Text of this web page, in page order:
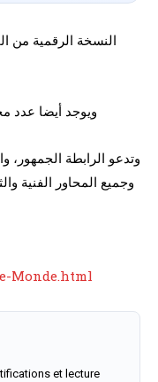
النسخة الرقمية من
ويوجد أيضا عدد
وتدعو الرابطة الجمهور،
وجميع المحاور الفنية
Monde.html
et lecture